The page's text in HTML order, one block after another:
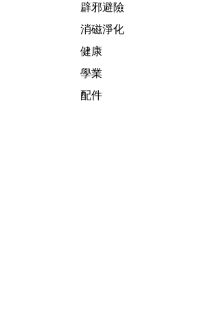
辟邪避險
消磁淨化
健康
學業
配件